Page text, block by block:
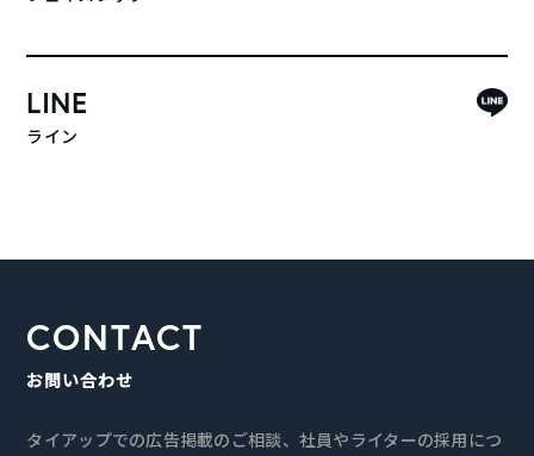
LINE
ライン
CONTACT
お問い合わせ
タイアップでの広告掲載のご相談、社員やライターの採用につ